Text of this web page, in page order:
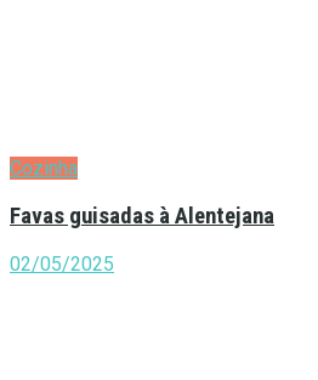
Cozinha
Favas guisadas à Alentejana
02/05/2025